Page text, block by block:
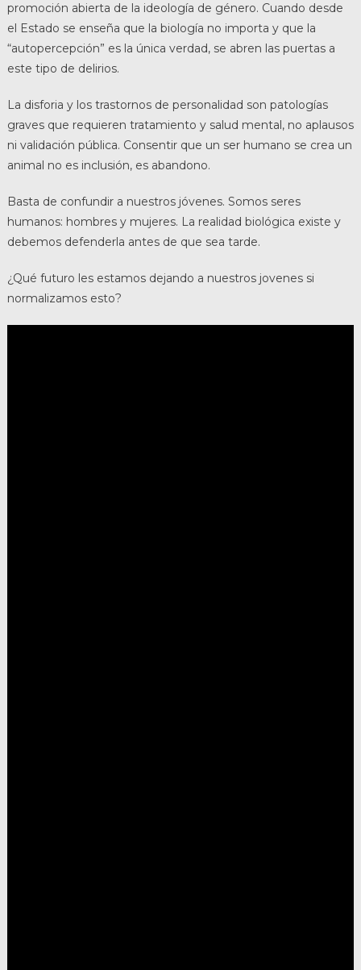
promoción abierta de la ideología de género. Cuando desde
el Estado se enseña que la biología no importa y que la
“autopercepción” es la única verdad, se abren las puertas a
este tipo de delirios.
La disforia y los trastornos de personalidad son patologías
graves que requieren tratamiento y salud mental, no aplausos
ni validación pública. Consentir que un ser humano se crea un
animal no es inclusión, es abandono.
Basta de confundir a nuestros jóvenes. Somos seres
humanos: hombres y mujeres. La realidad biológica existe y
debemos defenderla antes de que sea tarde.
¿Qué futuro les estamos dejando a nuestros jovenes si
normalizamos esto?